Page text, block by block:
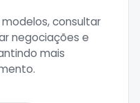
consultar
negociações e
mais